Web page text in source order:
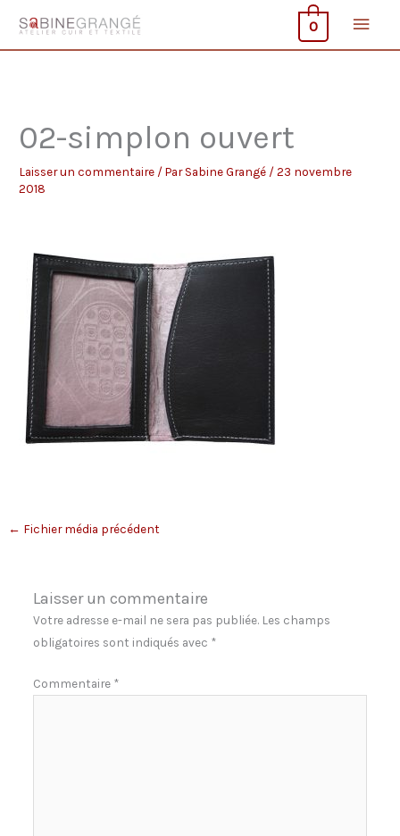
contenu
0
02-simplon ouvert
Laisser un commentaire / ParSabine Grangé /23 novembre
2018
← Fichier média précédent
Laisser un commentaire
Votre adresse e-mail ne sera pas publiée. Les champs
obligatoires sont indiqués avec *
Commentaire *